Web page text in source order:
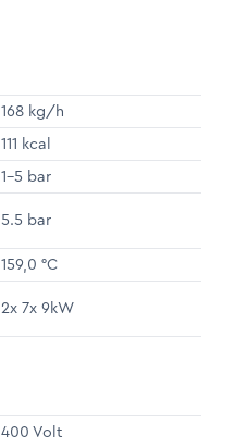
168 kg/h
111 kcal
1-5 bar
5.5 bar
159,0 °C
2x 7x 9kW
400 Volt